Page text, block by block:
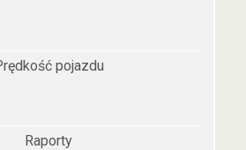
pojazdu
Raporty